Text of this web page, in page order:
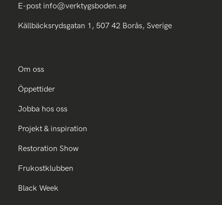
E-post info@verktygsboden.se
Källbäcksrydsgatan 1, 507 42 Borås, Sverige
Om oss
Öppettider
Jobba hos oss
Projekt & inspiration
Restoration Show
Frukostklubben
Black Week